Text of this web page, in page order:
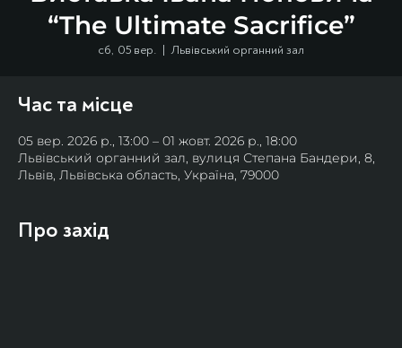
“The Ultimate Sacrifice”
сб, 05 вер.
  |
Львівський органний зал
Час та місце
05 вер. 2026 р., 13:00 – 01 жовт. 2026 р., 18:00
Львівський органний зал, вулиця Степана Бандери, 8,
Львів, Львівська область, Україна, 79000
Про захід